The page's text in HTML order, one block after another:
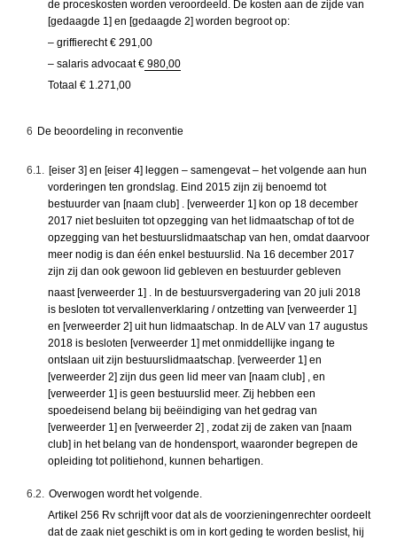
de proceskosten worden veroordeeld. De kosten aan de zijde van
[gedaagde 1] en [gedaagde 2] worden begroot op:
– griffierecht € 291,00
– salaris advocaat € 980,00
Totaal € 1.271,00
6 De beoordeling in reconventie
6.1. [eiser 3] en [eiser 4] leggen – samengevat – het volgende aan hun
vorderingen ten grondslag. Eind 2015 zijn zij benoemd tot
bestuurder van [naam club] . [verweerder 1] kon op 18 december
2017 niet besluiten tot opzegging van het lidmaatschap of tot de
opzegging van het bestuurslidmaatschap van hen, omdat daarvoor
meer nodig is dan één enkel bestuurslid. Na 16 december 2017
zijn zij dan ook gewoon lid gebleven en bestuurder gebleven
naast [verweerder 1] . In de bestuursvergadering van 20 juli 2018
is besloten tot vervallenverklaring / ontzetting van [verweerder 1]
en [verweerder 2] uit hun lidmaatschap. In de ALV van 17 augustus
2018 is besloten [verweerder 1] met onmiddellijke ingang te
ontslaan uit zijn bestuurslidmaatschap. [verweerder 1] en
[verweerder 2] zijn dus geen lid meer van [naam club] , en
[verweerder 1] is geen bestuurslid meer. Zij hebben een
spoedeisend belang bij beëindiging van het gedrag van
[verweerder 1] en [verweerder 2] , zodat zij de zaken van [naam
club] in het belang van de hondensport, waaronder begrepen de
opleiding tot politiehond, kunnen behartigen.
6.2. Overwogen wordt het volgende.
Artikel 256 Rv schrijft voor dat als de voorzieningenrechter oordeelt
dat de zaak niet geschikt is om in kort geding te worden beslist, hij